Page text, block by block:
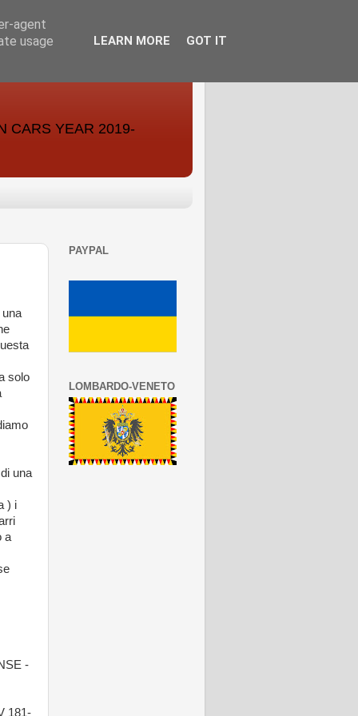
CARS YEAR 2019-
solo
una
) i
a
-
181-
PAYPAL
LOMBARDO-VENETO
agent
usage
LEARN MORE GOT IT